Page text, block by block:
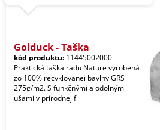
Golduck - Taška
kód produktu: 11445002000
Praktická taška radu Nature vyrobená
zo 100% recyklovanej bavlny GRS
275g/m2. S funkčnými a odolnými
ušami v prírodnej f